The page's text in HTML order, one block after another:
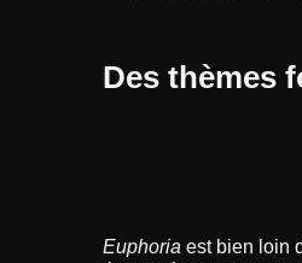
Des thèmes
Euphoria est bien loin